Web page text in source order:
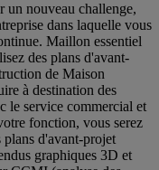
un nouveau challenge,
dans laquelle vous
Maillon essentiel
des plans d'avant-
de Maison
à destination des
le service commercial et
fonction, vous serez
plans d'avant-projet
graphiques 3D et